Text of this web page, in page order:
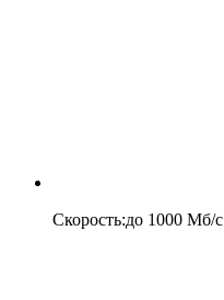
Скорость:до 1000 Мб/c